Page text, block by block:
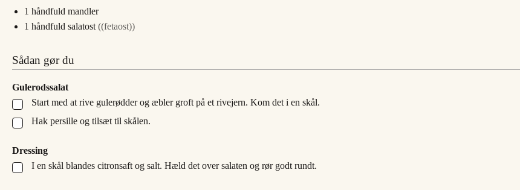
1 håndfuld mandler
1 håndfuld salatost ((fetaost))
Sådan gør du
Gulerodssalat
▢
Start med at rive gulerødder og æbler groft på et rivejern. Kom det i en skål.
▢
Hak persille og tilsæt til skålen.
Dressing
▢
I en skål blandes citronsaft og salt. Hæld det over salaten og rør godt rundt.